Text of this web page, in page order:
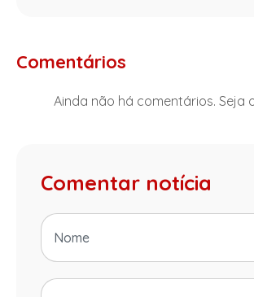
Comentários
Ainda não há comentários. Seja
Comentar notícia